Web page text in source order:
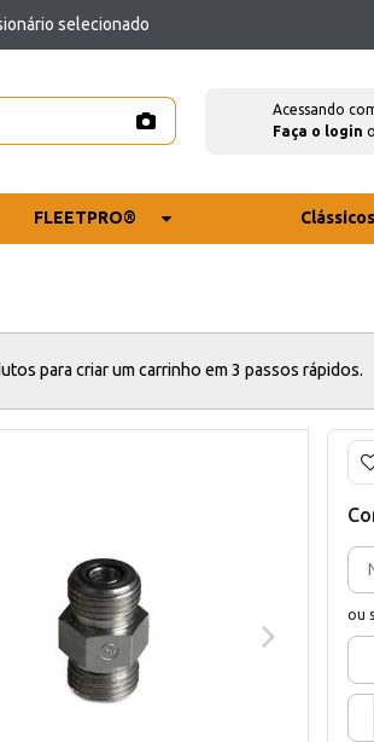
selecionado
Acessando
Faça o login
FLEETPRO®
para criar um carrinho em 3 passos rápidos.
ou